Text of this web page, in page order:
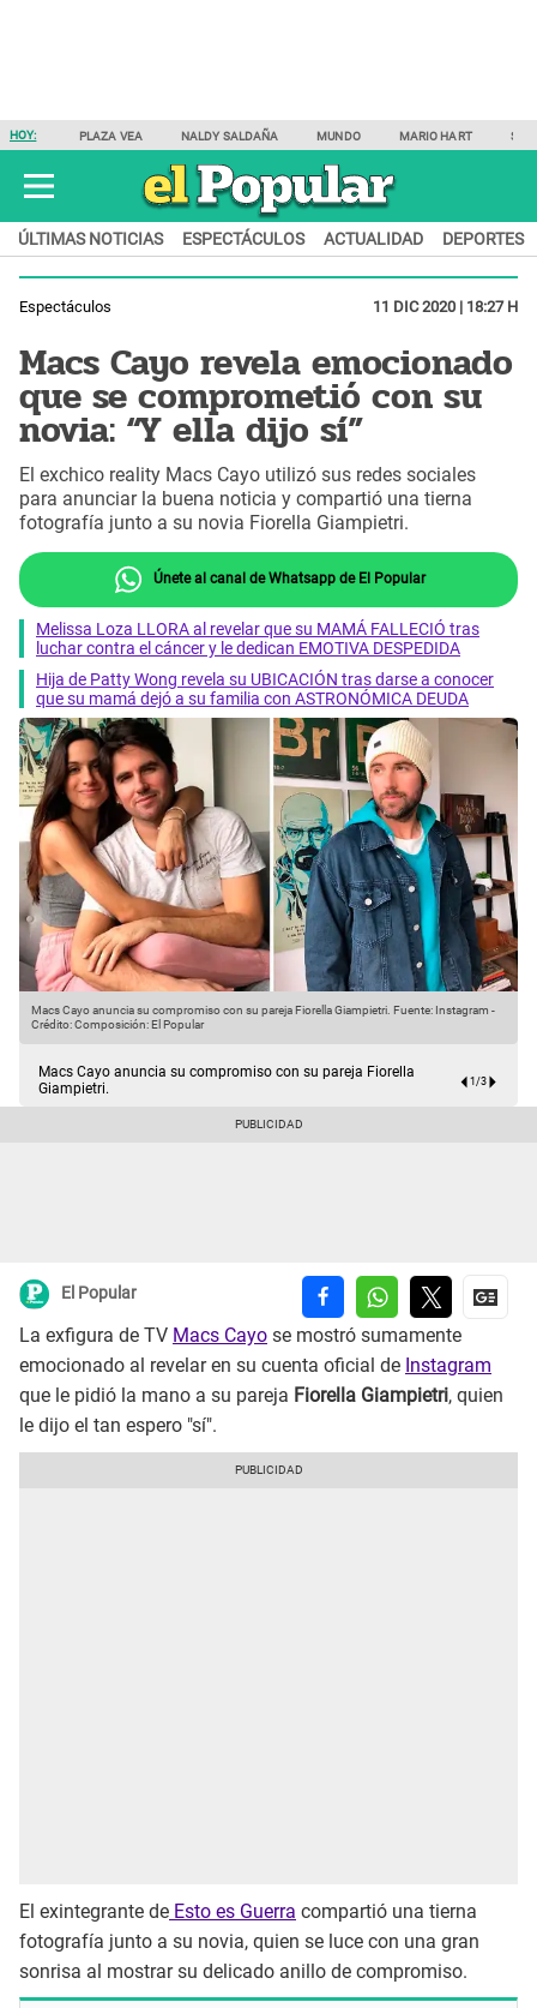
HOY: PLAZA VEA NALDY SALDAÑA MUNDO MARIO HART
ÚLTIMAS NOTICIAS ESPECTÁCULOS ACTUALIDAD DEPORTES
Espectáculos 11 DIC 2020 | 18:27 H
Macs Cayo revela emocionado
que se comprometió con su
novia: “Y ella dijo sí”
El exchico reality Macs Cayo utilizó sus redes sociales
para anunciar la buena noticia y compartió una tierna
fotografía junto a su novia Fiorella Giampietri.
Únete al canal de Whatsapp de El Popular
Melissa Loza LLORA al revelar que su MAMÁ FALLECIÓ tras
luchar contra el cáncer y le dedican EMOTIVA DESPEDIDA
Hija de Patty Wong revela su UBICACIÓN tras darse a conocer
que su mamá dejó a su familia con ASTRONÓMICA DEUDA
Macs Cayo anuncia su compromiso con su pareja Fiorella Giampietri. Fuente: Instagram -
Crédito: Composición: El Popular
Macs Cayo anuncia su compromiso con su pareja Fiorella
Giampietri.
1/3
El Popular
La exfigura de TV Macs Cayo se mostró sumamente
emocionado al revelar en su cuenta oficial de Instagram
que le pidió la mano a su pareja Fiorella Giampietri, quien
le dijo el tan espero "sí".
El exintegrante de Esto es Guerra compartió una tierna
fotografía junto a su novia, quien se luce con una gran
sonrisa al mostrar su delicado anillo de compromiso.